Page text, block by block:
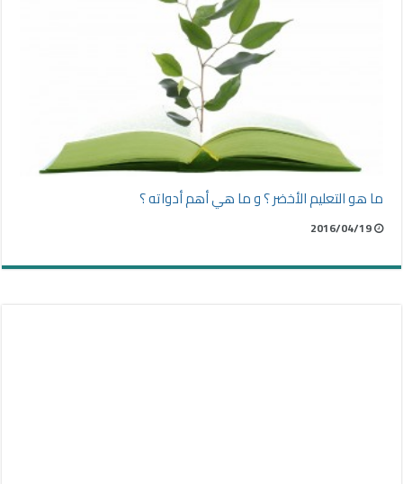
ما هو التعليم الأخضر ؟ و ما هي أهم أدواته ؟
2016/04/19